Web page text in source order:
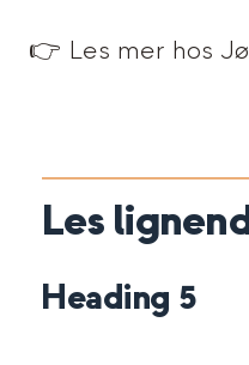
👉 Les mer hos
Les
Heading 5